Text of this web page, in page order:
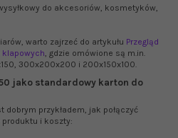
do akcesoriów, kosmetyków,
warto zajrzeć do artykułu Przegląd
klapowych, gdzie omówione są m.in.
300x200x200 i 200x150x100.
jako standardowy karton do
dobrym przykładem, jak połączyć
i koszty: